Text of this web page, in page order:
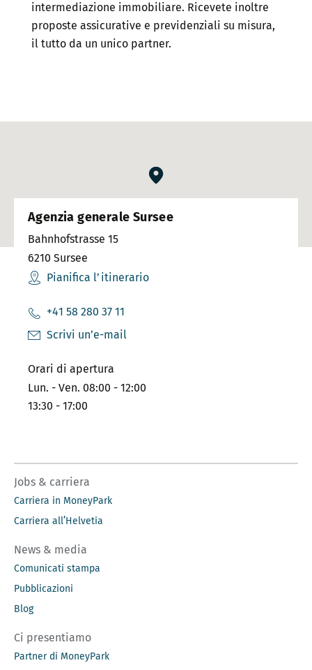
intermediazione immobiliare. Ricevete inoltre
proposte assicurative e previdenziali su misura,
il tutto da un unico partner.
Agenzia generale Sursee
Bahnhofstrasse 15
6210 Sursee
Pianifica l’itinerario
+41 58 280 37 11
Scrivi un’e-mail
Orari di apertura
Lun. - Ven. 08:00 - 12:00
13:30 - 17:00
Jobs & carriera
Carriera in MoneyPark
Carriera all’Helvetia
News & media
Comunicati stampa
Pubblicazioni
Blog
Ci presentiamo
Partner di MoneyPark